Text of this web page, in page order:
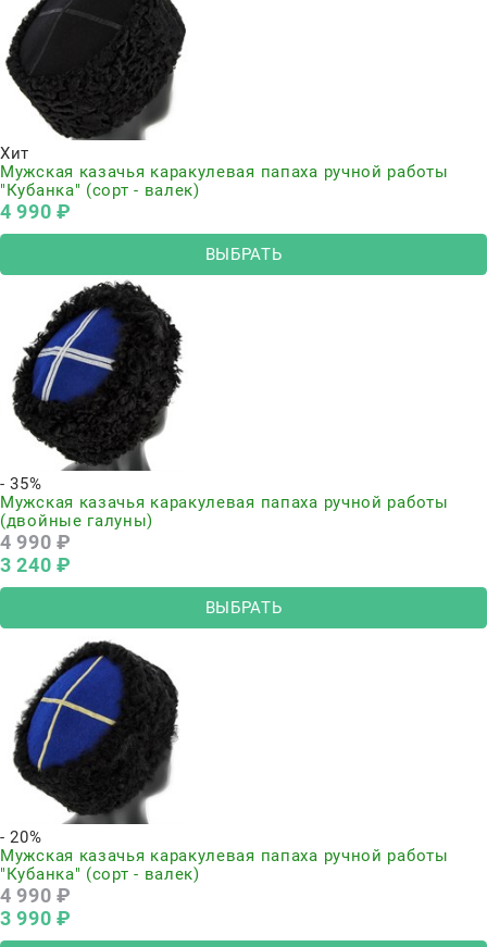
Хит
Мужская казачья каракулевая папаха ручной работы
"Кубанка" (сорт - валек)
4 990 ₽
ВЫБРАТЬ
- 35%
Мужская казачья каракулевая папаха ручной работы
(двойные галуны)
4 990 ₽
3 240 ₽
ВЫБРАТЬ
- 20%
Мужская казачья каракулевая папаха ручной работы
"Кубанка" (сорт - валек)
4 990 ₽
3 990 ₽